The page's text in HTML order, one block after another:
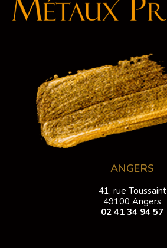
ANGERS
41, rue Toussaint
49100 Angers
02 41 34 94 57